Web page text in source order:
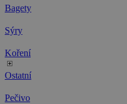
Bagety
Sýry
Koření
Ostatní
Pečivo